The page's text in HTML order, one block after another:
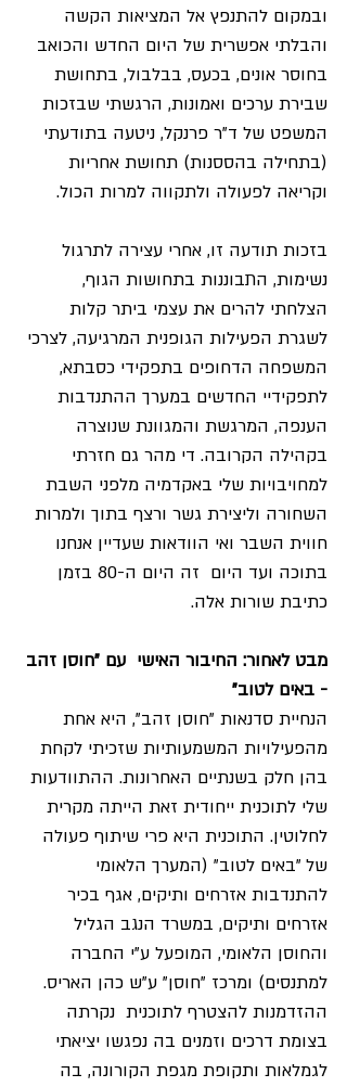
ובמקום להתנפץ אל המציאות הקשה
והבלתי אפשרית של היום החדש והכואב
בחוסר אונים, בכעס, בבלבול, בתחושת
שבירת ערכים ואמונות, הרגשתי שבזכות
המשפט של ד"ר פרנקל, ניטעה בתודעתי
(בתחילה בהססנות) תחושת אחריות
וקריאה לפעולה ולתקווה למרות הכול.
בזכות תודעה זו, אחרי עצירה לתרגול
נשימות, התבוננות בתחושות הגוף,
הצלחתי להרים את עצמי ביתר קלות
לשגרת הפעילות הגופנית המרגיעה, לצרכי
המשפחה הדחופים בתפקידי כסבתא,
לתפקידיי החדשים במערך ההתנדבות
הענפה, המרגשת והמגוונת שנוצרה
בקהילה הקרובה. די מהר גם חזרתי
למחויבויות שלי באקדמיה מלפני השבת
השחורה וליצירת גשר ורצף בתוך ולמרות
חווית השבר ואי הוודאות שעדיין אנחנו
בתוכה ועד היום  זה היום ה-80 בזמן
כתיבת שורות אלה.
מבט לאחור: החיבור האישי  עם "חוסן זהב
- באים לטוב"
הנחיית סדנאות "חוסן זהב", היא אחת
מהפעילויות המשמעותיות שזכיתי לקחת
בהן חלק בשנתיים האחרונות. ההתוודעות
שלי לתוכנית ייחודית זאת הייתה מקרית
לחלוטין. התוכנית היא פרי שיתוף פעולה
של "באים לטוב" (המערך הלאומי
להתנדבות אזרחים ותיקים, אגף בכיר
אזרחים ותיקים, במשרד הנגב הגליל
והחוסן הלאומי, המופעל ע"י החברה
למתנסים) ומרכז "חוסן" ע"ש כהן האריס.
ההזדמנות להצטרף לתוכנית  נקרתה
בצומת דרכים וזמנים בה נפגשו יציאתי
לגמלאות ותקופת מגפת הקורונה, בה